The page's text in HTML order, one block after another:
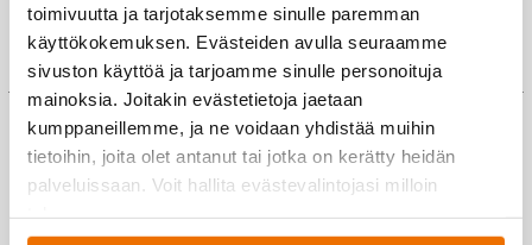
toimivuutta ja tarjotaksemme sinulle paremman
käyttökokemuksen. Evästeiden avulla seuraamme
sivuston käyttöä ja tarjoamme sinulle personoituja
mainoksia. Joitakin evästetietoja jaetaan
kumppaneillemme, ja ne voidaan yhdistää muihin
tietoihin, joita olet antanut tai jotka on kerätty heidän
palveluissaan. Voit hallita evästevalintojasi milloin
energiaa myös tärkeille vapaa-ajan aktiviteeteille ja perheen kanssa
touhuamiselle.
Energiaa työyhteisöihin Hukasta!
Hukka tarjoaa erinomaiset puitteet erilaisten kokousten,
Hukkaan on helppo tulla ja parkkitilaa on runsaasti.Virkistyspäivä